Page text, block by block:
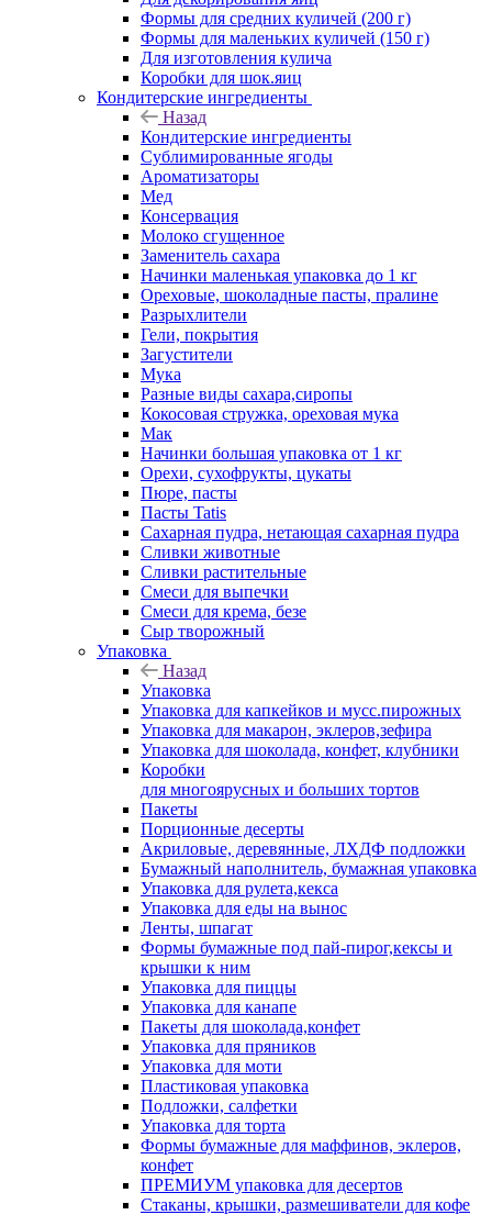
Формы для средних куличей (200 г)
Формы для маленьких куличей (150 г)
Для изготовления кулича
Коробки для шок.яиц
Кондитерские ингредиенты
Назад
Кондитерские ингредиенты
Сублимированные ягоды
Ароматизаторы
Мед
Консервация
Молоко сгущенное
Заменитель сахара
Начинки маленькая упаковка до 1 кг
Ореховые, шоколадные пасты, пралине
Разрыхлители
Гели, покрытия
Загустители
Мука
Разные виды сахара,сиропы
Кокосовая стружка, ореховая мука
Мак
Начинки большая упаковка от 1 кг
Орехи, сухофрукты, цукаты
Пюре, пасты
Пасты Tatis
Сахарная пудра, нетающая сахарная пудра
Сливки животные
Сливки растительные
Смеси для выпечки
Смеси для крема, безе
Сыр творожный
Упаковка
Назад
Упаковка
Упаковка для капкейков и мусс.пирожных
Упаковка для макарон, эклеров,зефира
Упаковка для шоколада, конфет, клубники
Коробки
для многоярусных и больших тортов
Пакеты
Порционные десерты
Акриловые, деревянные, ЛХДФ подложки
Бумажный наполнитель, бумажная упаковка
Упаковка для рулета,кекса
Упаковка для еды на вынос
Ленты, шпагат
Формы бумажные под пай-пирог,кексы и
крышки к ним
Упаковка для пиццы
Упаковка для канапе
Пакеты для шоколада,конфет
Упаковка для пряников
Упаковка для моти
Пластиковая упаковка
Подложки, салфетки
Упаковка для торта
Формы бумажные для маффинов, эклеров,
конфет
ПРЕМИУМ упаковка для десертов
Стаканы, крышки, размешиватели для кофе